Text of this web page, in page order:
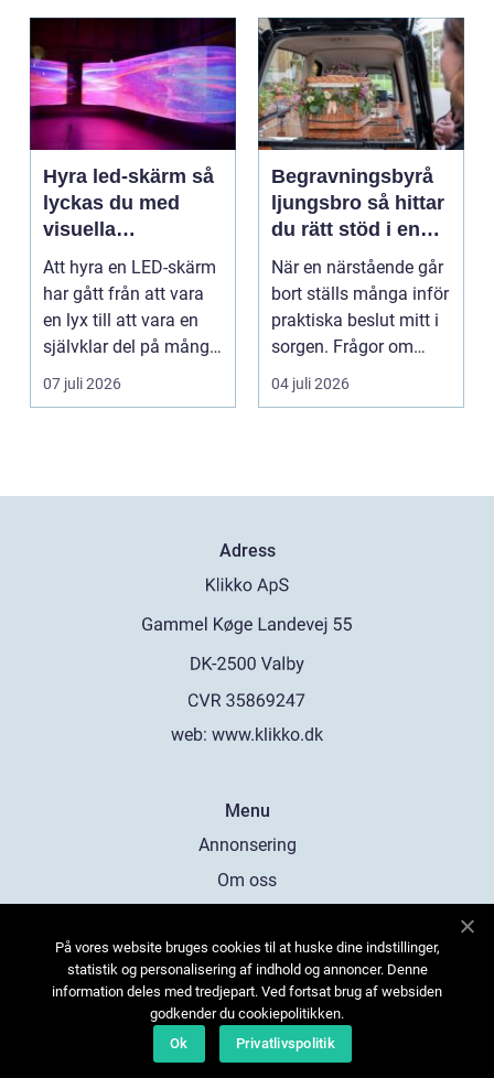
Hyra led-skärm så
lyckas du med
visuella
upplevelser på
event
Att hyra en LED-skärm
har gått från att vara
en lyx till att vara en
självklar del på många
event, m...
07 juli 2026
Begravningsbyrå
ljungsbro så hittar
du rätt stöd i en
svår tid
När en närstående går
bort ställs många inför
praktiska beslut mitt i
sorgen. Frågor om
ceremoni, ju...
04 juli 2026
Adress
web: www.klikko.dk
Menu
Annonsering
Om oss
Kontakta oss
Sitemap
På vores website bruges cookies til at huske dine indstillinger,
statistik og personalisering af indhold og annoncer. Denne
information deles med tredjepart. Ved fortsat brug af websiden
godkender du cookiepolitikken.
Ok
Privatlivspolitik